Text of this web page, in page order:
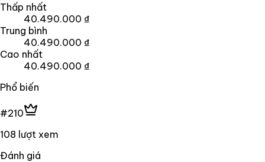
Thấp nhất
40.490.000 ₫
Trung bình
40.490.000 ₫
Cao nhất
40.490.000 ₫
Phổ biến
#210
108 lượt xem
Đánh giá